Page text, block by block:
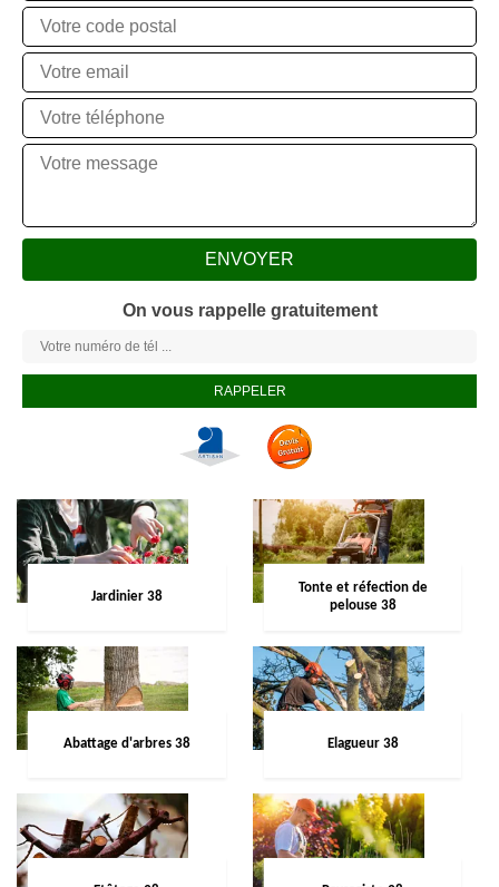
On vous rappelle gratuitement
Jardinier 38
Tonte et réfection de
pelouse 38
Abattage d'arbres 38 Elagueur 38